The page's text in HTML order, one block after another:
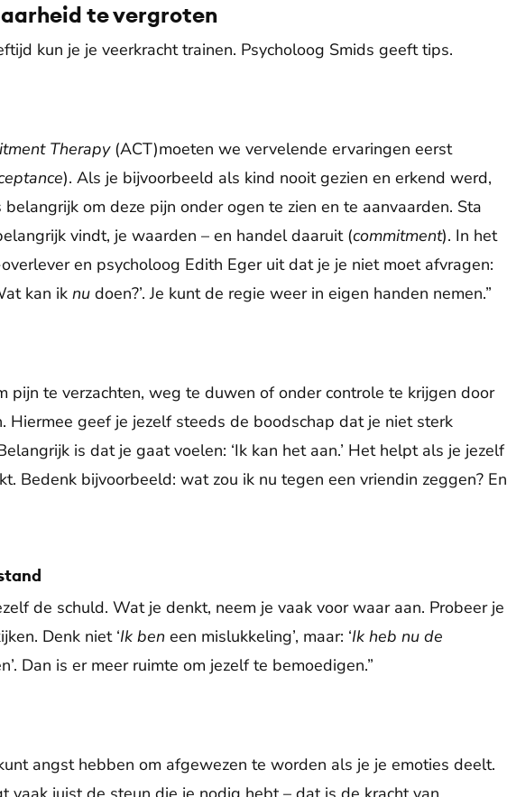
te vergroten
kun je je veerkracht trainen. Psycholoog Smids geeft tips.
Therapy (ACT)moeten we vervelende ervaringen eerst
). Als je bijvoorbeeld als kind nooit gezien en erkend werd,
om deze pijn onder ogen te zien en te aanvaarden. Sta
vindt, je waarden – en handel daaruit (commitment). In het
en psycholoog Edith Eger uit dat je je niet moet afvragen:
kan ik nu doen?’. Je kunt de regie weer in eigen handen nemen.”
pijn te verzachten, weg te duwen of onder controle te krijgen door
Hiermee geef je jezelf steeds de boodschap dat je niet sterk
is dat je gaat voelen: ‘Ik kan het aan.’ Het helpt als je jezelf
Bedenk bijvoorbeeld: wat zou ik nu tegen een vriendin zeggen? En
de schuld. Wat je denkt, neem je vaak voor waar aan. Probeer je
Denk niet ‘Ik ben een mislukkeling’, maar: ‘Ik heb nu de
Dan is er meer ruimte om jezelf te bemoedigen.”
angst hebben om afgewezen te worden als je je emoties deelt.